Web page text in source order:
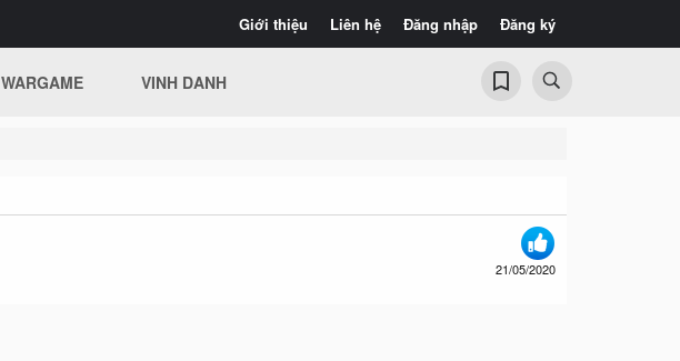
Giới thiệu Liên hệ Đăng nhập Đăng ký
WARGAME VINH DANH
21/05/2020